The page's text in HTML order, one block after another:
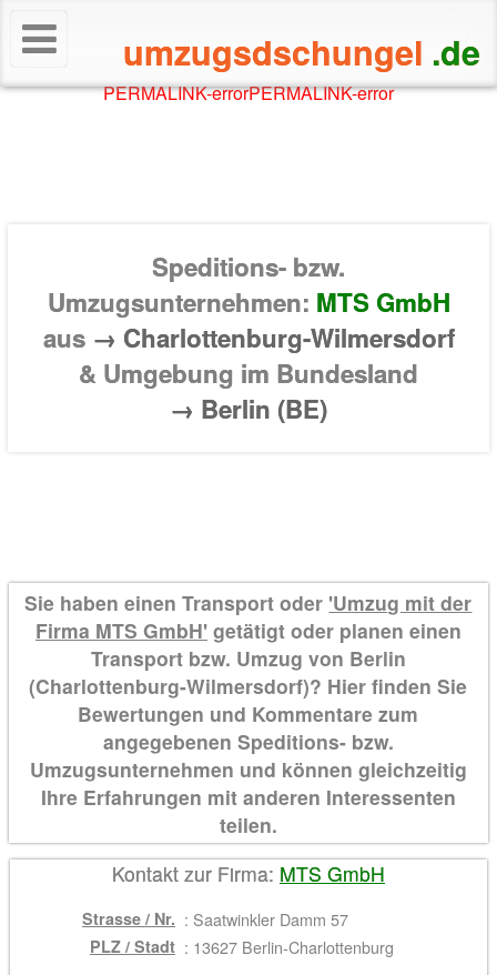
umzugsdschungel .de
PERMALINK-errorPERMALINK-error
Speditions- bzw.
Umzugsunternehmen: MTS GmbH
aus → Charlottenburg-Wilmersdorf
& Umgebung im Bundesland
→ Berlin (BE)
Sie haben einen Transport oder 'Umzug mit der
Firma MTS GmbH'getätigt oder planen einen
Transport bzw. Umzug von Berlin
(Charlottenburg-Wilmersdorf)? Hier finden Sie
Bewertungen und Kommentare zum
angegebenen Speditions- bzw.
Umzugsunternehmen und können gleichzeitig
Ihre Erfahrungen mit anderen Interessenten
teilen.
Kontakt zur Firma: MTS GmbH
Strasse / Nr. : Saatwinkler Damm 57
PLZ / Stadt : 13627 Berlin-Charlottenburg